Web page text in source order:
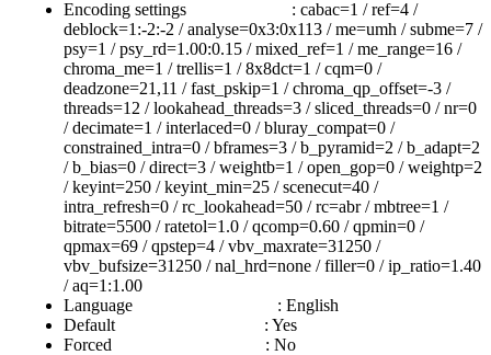
Encoding settings : cabac=1 / ref=4 /
deblock=1:-2:-2 / analyse=0x3:0x113 / me=umh / subme=7 /
psy=1 / psy_rd=1.00:0.15 / mixed_ref=1 / me_range=16 /
chroma_me=1 / trellis=1 / 8x8dct=1 / cqm=0 /
deadzone=21,11 / fast_pskip=1 / chroma_qp_offset=-3 /
threads=12 / lookahead_threads=3 / sliced_threads=0 / nr=0
/ decimate=1 / interlaced=0 / bluray_compat=0 /
constrained_intra=0 / bframes=3 / b_pyramid=2 / b_adapt=2
/ b_bias=0 / direct=3 / weightb=1 / open_gop=0 / weightp=2
/ keyint=250 / keyint_min=25 / scenecut=40 /
intra_refresh=0 / rc_lookahead=50 / rc=abr / mbtree=1 /
bitrate=5500 / ratetol=1.0 / qcomp=0.60 / qpmin=0 /
qpmax=69 / qpstep=4 / vbv_maxrate=31250 /
vbv_bufsize=31250 / nal_hrd=none / filler=0 / ip_ratio=1.40
/ aq=1:1.00
Language : English
Default : Yes
Forced : No